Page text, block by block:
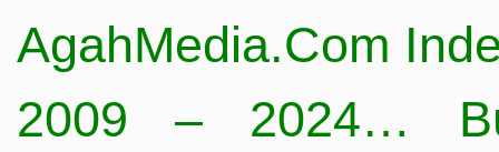
AgahMedia.Com
2009 – 2024…